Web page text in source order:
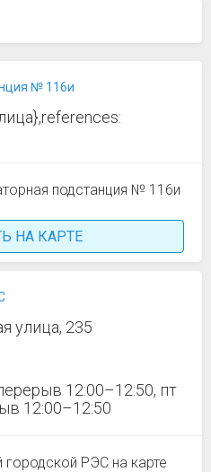
№ 116и
НА КАРТЕ
улица, 235
12:00–12:50, пт
12:00–12:50